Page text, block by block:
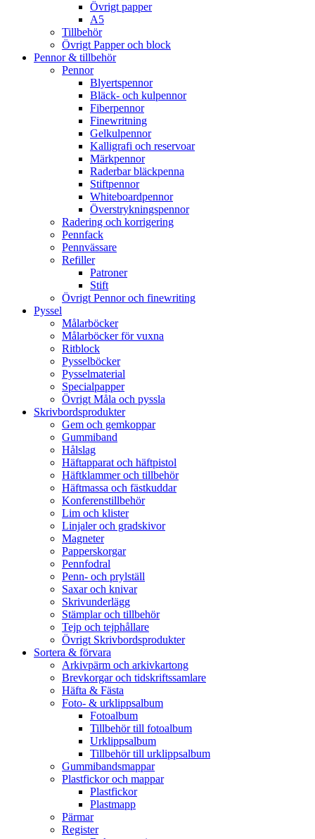
Övrigt papper
A5
Tillbehör
Övrigt Papper och block
Pennor & tillbehör
Pennor
Blyertspennor
Bläck- och kulpennor
Fiberpennor
Finewritning
Gelkulpennor
Kalligrafi och reservoar
Märkpennor
Raderbar bläckpenna
Stiftpennor
Whiteboardpennor
Överstrykningspennor
Radering och korrigering
Pennfack
Pennvässare
Refiller
Patroner
Stift
Övrigt Pennor och finewriting
Pyssel
Målarböcker
Målarböcker för vuxna
Ritblock
Pysselböcker
Pysselmaterial
Specialpapper
Övrigt Måla och pyssla
Skrivbordsprodukter
Gem och gemkoppar
Gummiband
Hålslag
Häftapparat och häftpistol
Häftklammer och tillbehör
Häftmassa och fästkuddar
Konferenstillbehör
Lim och klister
Linjaler och gradskivor
Magneter
Papperskorgar
Pennfodral
Penn- och prylställ
Saxar och knivar
Skrivunderlägg
Stämplar och tillbehör
Tejp och tejphållare
Övrigt Skrivbordsprodukter
Sortera & förvara
Arkivpärm och arkivkartong
Brevkorgar och tidskriftssamlare
Häfta & Fästa
Foto- & urklippsalbum
Fotoalbum
Tillbehör till fotoalbum
Urklippsalbum
Tillbehör till urklippsalbum
Gummibandsmappar
Plastfickor och mappar
Plastfickor
Plastmapp
Pärmar
Register